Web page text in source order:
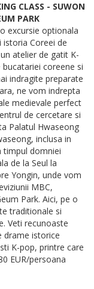
CLASS - SUWON
PARK
excursie optionala
Coreei de
atelier de gatit K-
coreene si
indragite preparate
ne vom indrepta
medievale perfect
de cercetare si
Palatul Hwaseong
inclusa in
timpul domniei
de la Seul la
Yongin, unde vom
MBC,
Park. Aici, pe o
traditionale si
Veti recunoaste
drame istorice
K-pop, printre care
EUR/persoana